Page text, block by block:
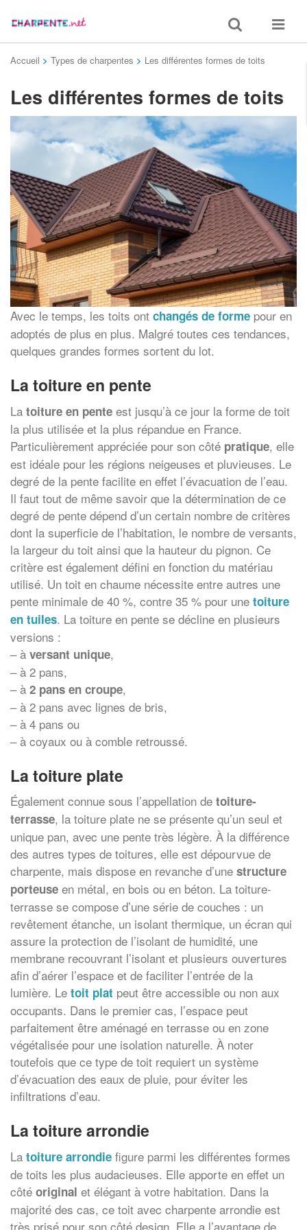
Toggle
search
Toggle
Accueil > Types de charpentes > Les différentes formes de toits
Les différentes formes de toits
Avec le temps, les toits ont changés de forme pour en
adoptés de plus en plus. Malgré toutes ces tendances,
quelques grandes formes sortent du lot.
La toiture en pente
La toiture en pente est jusqu’à ce jour la forme de toit
la plus utilisée et la plus répandue en France.
Particulièrement appréciée pour son côté pratique, elle
est idéale pour les régions neigeuses et pluvieuses. Le
degré de la pente facilite en effet l’évacuation de l’eau.
Il faut tout de même savoir que la détermination de ce
degré de pente dépend d’un certain nombre de critères
dont la superficie de l’habitation, le nombre de versants,
la largeur du toit ainsi que la hauteur du pignon. Ce
critère est également défini en fonction du matériau
utilisé. Un toit en chaume nécessite entre autres une
pente minimale de 40 %, contre 35 % pour une toiture
en tuiles. La toiture en pente se décline en plusieurs
versions :
– à versant unique,
– à 2 pans,
– à 2 pans en croupe,
– à 2 pans avec lignes de bris,
– à 4 pans ou
– à coyaux ou à comble retroussé.
La toiture plate
Également connue sous l’appellation de toiture-
terrasse, la toiture plate ne se présente qu’un seul et
unique pan, avec une pente très légère. À la différence
des autres types de toitures, elle est dépourvue de
charpente, mais dispose en revanche d’une structure
porteuse en métal, en bois ou en béton. La toiture-
terrasse se compose d’une série de couches : un
revêtement étanche, un isolant thermique, un écran qui
assure la protection de l’isolant de humidité, une
membrane recouvrant l’isolant et plusieurs ouvertures
afin d’aérer l’espace et de faciliter l’entrée de la
lumière. Le toit plat peut être accessible ou non aux
occupants. Dans le premier cas, l’espace peut
parfaitement être aménagé en terrasse ou en zone
végétalisée pour une isolation naturelle. À noter
toutefois que ce type de toit requiert un système
d’évacuation des eaux de pluie, pour éviter les
infiltrations d’eau.
La toiture arrondie
La toiture arrondie figure parmi les différentes formes
de toits les plus audacieuses. Elle apporte en effet un
côté original et élégant à votre habitation. Dans la
majorité des cas, ce toit avec charpente arrondie est
très prisé pour son côté design. Elle a l’avantage de